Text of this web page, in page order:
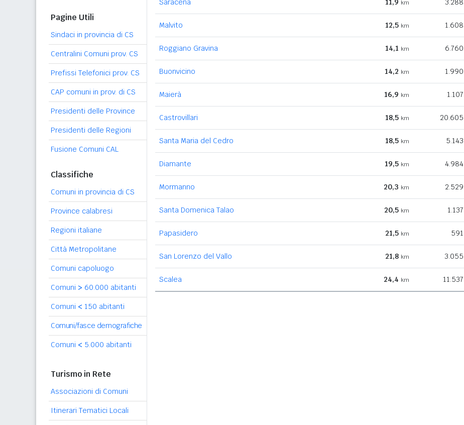
Pagine Utili
Sindaci in provincia di CS
Centralini Comuni prov. CS
Prefissi Telefonici prov. CS
CAP comuni in prov. di CS
Presidenti delle Province
Presidenti delle Regioni
Fusione Comuni CAL
Classifiche
Comuni in provincia di CS
Province calabresi
Regioni italiane
Città Metropolitane
Comuni capoluogo
Comuni > 60.000 abitanti
Comuni < 150 abitanti
Comuni/fasce demografiche
Comuni < 5.000 abitanti
Turismo in Rete
Associazioni di Comuni
Itinerari Tematici Locali
Saracena 11,9 km 3.288
Malvito 12,5 km 1.608
Roggiano Gravina 14,1 km 6.760
Buonvicino 14,2 km 1.990
Maierà 16,9 km 1.107
Castrovillari 18,5 km 20.605
Santa Maria del Cedro 18,5 km 5.143
Diamante 19,5 km 4.984
Mormanno 20,3 km 2.529
Santa Domenica Talao 20,5 km 1.137
Papasidero 21,5 km 591
San Lorenzo del Vallo 21,8 km 3.055
Scalea 24,4 km 11.537